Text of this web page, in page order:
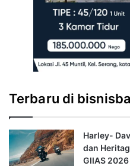
Terbaru di
Harley-
dan
GIIAS 2026